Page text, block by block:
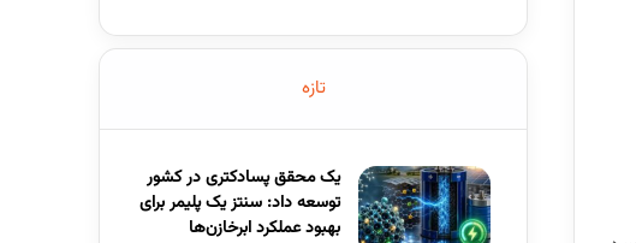
تازه
یک محقق پسادکتری در کشور
توسعه داد: سنتز یک پلیمر برای
بهبود عملکرد ابرخازن‌ها